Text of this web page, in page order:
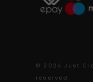
© 2024 Just
reserved.